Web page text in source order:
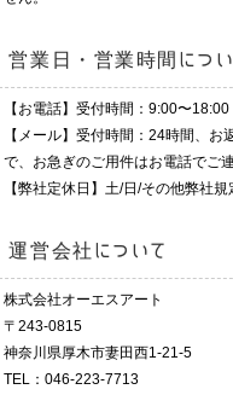
営業日・営業時間につい
【お電話】受付時間：9:00〜
【メール】受付時間：24時間、
で、お急ぎのご用件はお電話でご
【弊社定休日】土/日/その他弊社規
運営会社について
株式会社オーエスアート
〒243-0815
神奈川県厚木市妻田西1-21-5
TEL：046-223-7713